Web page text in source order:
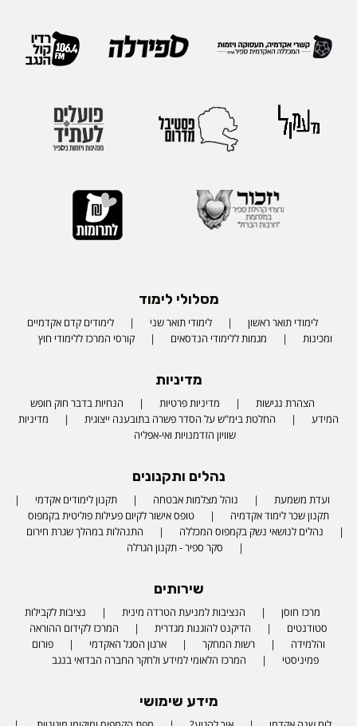
מסלולי לימוד
לימודי תואר ראשון לימודי תואר שני
לימודים קדם אקדמיים
ומכינות
מגמות ללימודי הנדסאים קורסי המרכז ללימודי חוץ
מדיניות
הצהרת נגישות מדיניות פרטיות
הנחיות בדבר חוק חופש
המידע
החלטת בימ"ש על הסדר פשרה בתובענה ייצוגית
מדיניות
שוויון הזדמנויות ואי-אפליה
נהלים ותקנונים
ועדת משמעת נוהל מצלמות אבטחה
תקנון לימודים אקדמי
תקנון שכר לימוד אקדמיה
טופס אישור לקיום פעילות פוליטית בקמפוס
נהלים לנושאי נשק בקמפוס המכללה
התנהלות במהלך שגרת חירום
סקר ספיר - תקנון הגרלה
שירותים
מרכז חוסן הנציבות למניעת הטרדה מינית
נציבות לקבילות
סטודנטים
הדיקנט להוגנות מגדרית
המרכז לקידום ההוראה
והלמידה
רשות המחקר ארגון הסגל האקדמי
פורום
פמיניסטי
המרכז הלאומי למידע ולחקר החברה הבדואי בנגב
מידע שימושי